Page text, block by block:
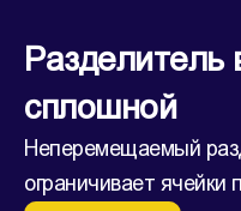
Разделитель
сплошной
Неперемещаемый
ограничивает ячейки